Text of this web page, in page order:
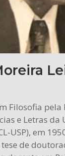
Filosofia pela
e Letras da
USP), em
de